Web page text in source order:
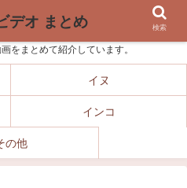
をまとめて紹介しています。
イヌ
インコ
の他
デオ まとめ 検索